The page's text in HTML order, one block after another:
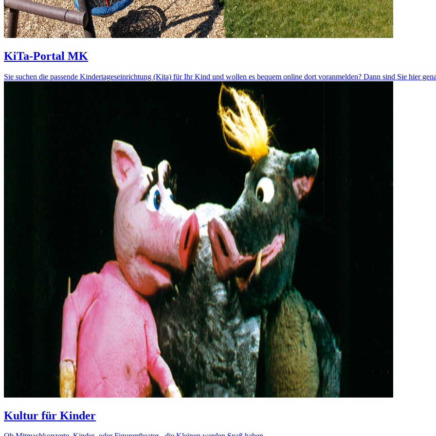
KiTa-Portal MK
Sie suchen die passende Kindertageseinrichtung (Kita) für Ihr Kind und wollen es bequem online dort voranmelden? Dann sind Sie hier
Kultur für Kinder